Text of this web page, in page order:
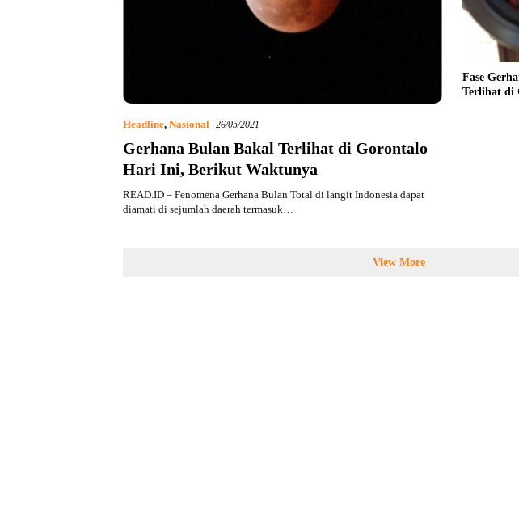
Headline, Nasional 26/05/2021
Gerhana Bulan Bakal Terlihat di Gorontalo
Hari Ini, Berikut Waktunya
READ.ID – Fenomena Gerhana Bulan Total di langit Indonesia dapat
diamati di sejumlah daerah termasuk…
Fase
Terlihat di
View More